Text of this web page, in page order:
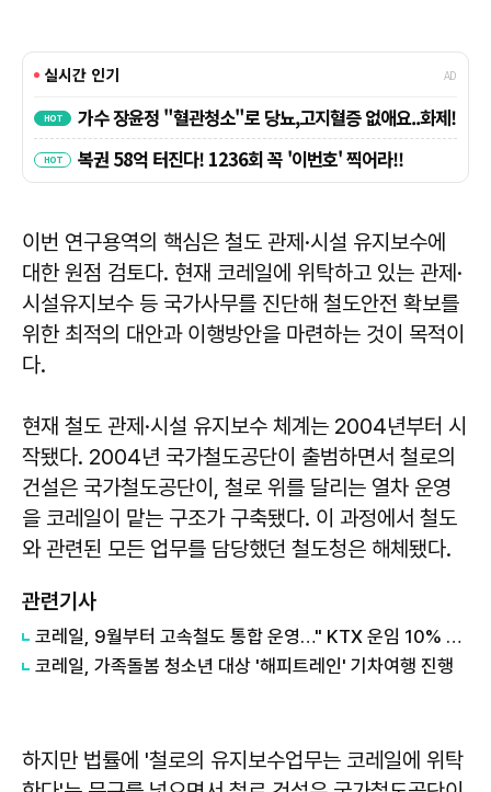
이번 연구용역의 핵심은 철도 관제·시설 유지보수에
대한 원점 검토다. 현재 코레일에 위탁하고 있는 관제·
시설유지보수 등 국가사무를 진단해 철도안전 확보를
위한 최적의 대안과 이행방안을 마련하는 것이 목적이
다.
현재 철도 관제·시설 유지보수 체계는 2004년부터 시
작됐다. 2004년 국가철도공단이 출범하면서 철로의
건설은 국가철도공단이, 철로 위를 달리는 열차 운영
을 코레일이 맡는 구조가 구축됐다. 이 과정에서 철도
와 관련된 모든 업무를 담당했던 철도청은 해체됐다.
관련기사
코레일, 9월부터 고속철도 통합 운영…" KTX 운임 10% 인하"
코레일, 가족돌봄 청소년 대상 '해피트레인' 기차여행 진행
하지만 법률에 '철로의 유지보수업무는 코레일에 위탁